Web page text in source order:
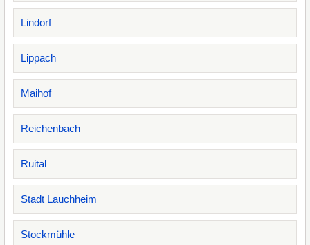
Lindorf
Lippach
Maihof
Reichenbach
Ruital
Stadt Lauchheim
Stockmühle